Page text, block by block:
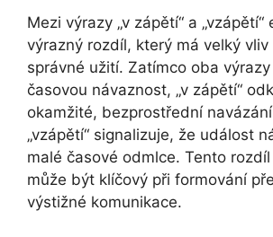
Mezi výrazy „v zápětí“ a „vzápětí“
výrazný rozdíl, který má velký vliv
správné užití. Zatímco oba
časovou návaznost, „v zápětí“
okamžité, bezprostřední
„vzápětí“ signalizuje, že událost
malé časové odmlce. Tento
může být klíčový při formování
výstižné komunikace.